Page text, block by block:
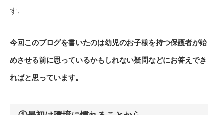
す。
今回このブログを書いたのは幼児のお子様を持つ保護者が始
めさせる前に思っているかもしれない疑問などにお答えでき
ればと思っています。